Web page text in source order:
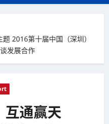
2016第十届中国（深圳）
发展合作
互通赢天